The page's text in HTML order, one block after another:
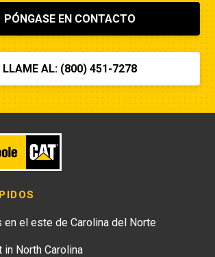
PÓNGASE EN CONTACTO
LLAME AL: (800) 451-7278
en el este de Carolina del Norte
in North Carolina